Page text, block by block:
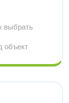
выбрать
объект